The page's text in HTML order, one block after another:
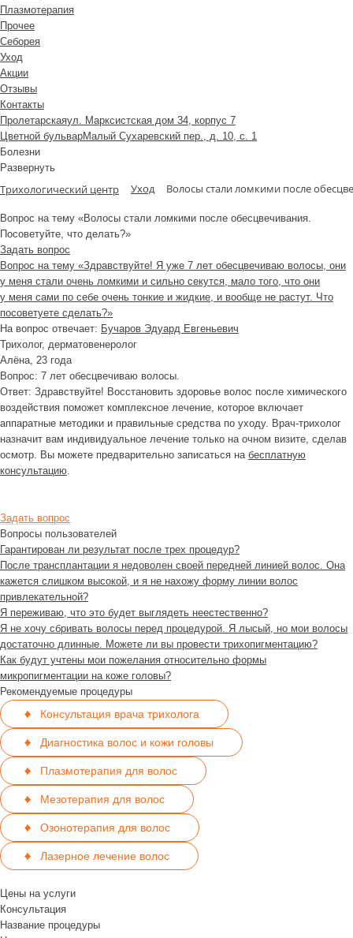
Плазмотерапия
Прочее
Себорея
Уход
Акции
Отзывы
Контакты
Пролетарскаяул. Марксистская дом 34, корпус 7
Цветной бульварМалый Сухаревский пер., д. 10, с. 1
Болезни
Развернуть
Трихологический центр Уход Волосы стали ломкими после
Вопрос на тему «Волосы стали ломкими после обесцвечивания.
Посоветуйте, что делать?»
Задать вопрос
Вопрос на тему «Здравствуйте! Я уже 7 лет обесцвечиваю волосы, они
у меня стали очень ломкими и сильно секутся, мало того, что они
у меня сами по себе очень тонкие и жидкие, и вообще не растут. Что
посоветуете сделать?»
На вопрос отвечает: Бучаров Эдуард Евгеньевич
Трихолог, дерматовенеролог
Алёна, 23 года
Вопрос: 7 лет обесцвечиваю волосы.
Ответ: Здравствуйте! Восстановить здоровье волос после химического
воздействия поможет комплексное лечение, которое включает
аппаратные методики и правильные средства по уходу. Врач-трихолог
назначит вам индивидуальное лечение только на очном визите, сделав
осмотр. Вы можете предварительно записаться на бесплатную
консультацию.
Задать вопрос
Вопросы пользователей
Гарантирован ли результат после трех процедур?
После трансплантации я недоволен своей передней линией волос. Она
кажется слишком высокой, и я не нахожу форму линии волос
привлекательной?
Я переживаю, что это будет выглядеть неестественно?
Я не хочу сбривать волосы перед процедурой. Я лысый, но мои волосы
достаточно длинные. Можете ли вы провести трихопигментацию?
Как будут учтены мои пожелания относительно формы
микропигментации на коже головы?
Рекомендуемые процедуры
Консультация врача трихолога
Диагностика волос и кожи головы
Плазмотерапия для волос
Мезотерапия для волос
Озонотерапия для волос
Лазерное лечение волос
Цены на услуги
Консультация
Название процедуры